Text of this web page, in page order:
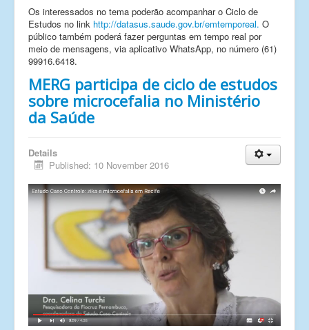
Os interessados no tema poderão acompanhar o Ciclo de
Estudos no link http://datasus.saude.gov.br/emtemporeal. O
público também poderá fazer perguntas em tempo real por
meio de mensagens, via aplicativo WhatsApp, no número (61)
99916.6418.
MERG participa de ciclo de estudos
sobre microcefalia no Ministério
da Saúde
Details
Published: 10 November 2016